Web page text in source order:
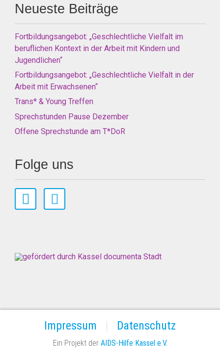
Neueste Beiträge
Fortbildungsangebot: „Geschlechtliche Vielfalt im
beruflichen Kontext in der Arbeit mit Kindern und
Jugendlichen“
Fortbildungsangebot: „Geschlechtliche Vielfalt in der
Arbeit mit Erwachsenen“
Trans* & Young Treffen
Sprechstunden Pause Dezember
Offene Sprechstunde am T*DoR
Folge uns
Impressum Datenschutz
Ein Projekt der AIDS-Hilfe Kassel e.V.